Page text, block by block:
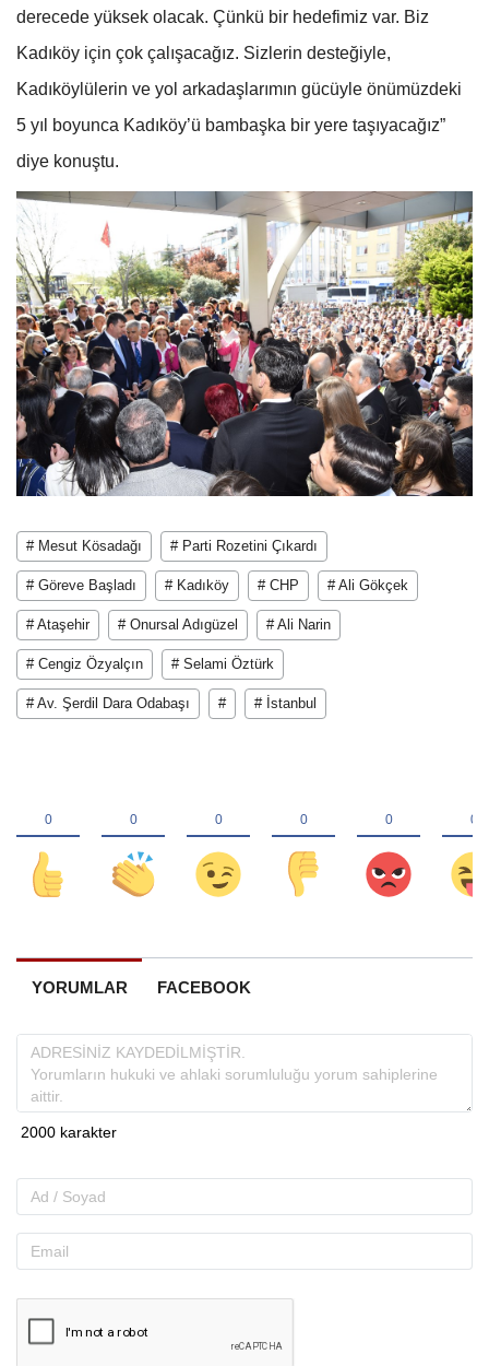
derecede yüksek olacak. Çünkü bir hedefimiz var. Biz
Kadıköy için çok çalışacağız. Sizlerin desteğiyle,
Kadıköylülerin ve yol arkadaşlarımın gücüyle önümüzdeki
5 yıl boyunca Kadıköy’ü bambaşka bir yere taşıyacağız”
diye konuştu.
# Mesut Kösadağı # Parti Rozetini Çıkardı
# Göreve Başladı # Kadıköy # CHP # Ali Gökçek
# Ataşehir # Onursal Adıgüzel # Ali Narin
# Cengiz Özyalçın # Selami Öztürk
# Av. Şerdil Dara Odabaşı # # İstanbul
YORUMLAR FACEBOOK